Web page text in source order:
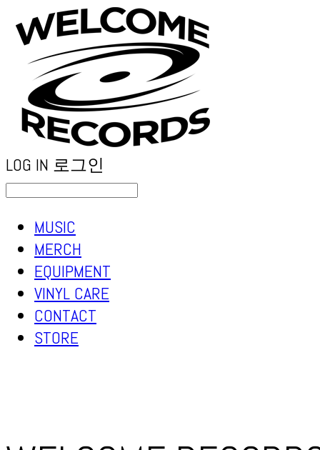
LOG IN 로그인
MUSIC
MERCH
EQUIPMENT
VINYL CARE
CONTACT
STORE